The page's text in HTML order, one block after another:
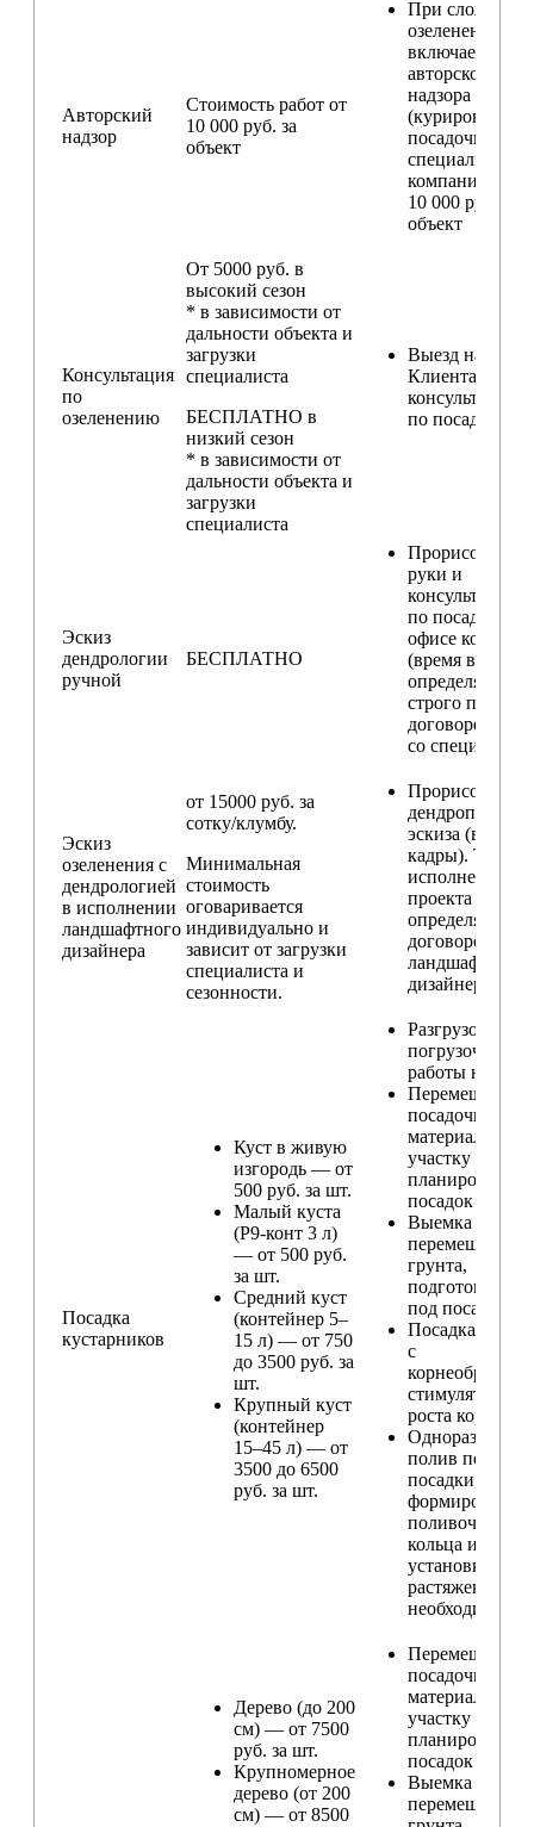
Авторский
надзор
Стоимость работ от
10 000 руб. за
объект
При сложном
озеленении
включаем
авторского
надзора
(курирование
посадочных
специалистом
компании) —
10 000 руб. за
объект
Консультация
по
озеленению
От 5000 руб. в
высокий сезон
* в зависимости от
дальности объекта и
загрузки
специалиста
БЕСПЛАТНО в
низкий сезон
* в зависимости от
дальности объекта и
загрузки
специалиста
Выезд на
Клиента для
по посадкам
Эскиз
дендрологии
ручной
БЕСПЛАТНО
Прорисовка от
руки и
по посадкам в
офисе
(время встречи
определяется
строго по
со
Эскиз
озеленения с
дендрологией
в исполнении
ландшафтного
дизайнера
от 15000 руб. за
сотку/клумбу.
Минимальная
стоимость
оговаривается
индивидуально и
зависит от загрузки
специалиста и
сезонности.
Прорисовка
дендроплана и
эскиза
кадры).
исполнения
проекта
определяется
ландшафтным
дизайнером
Посадка
кустарников
Куст в живую
изгородь — от
500 руб. за шт.
Малый куста
(Р9-конт 3 л)
— от 500 руб.
за шт.
Средний куст
(контейнер 5–
15 л) — от 750
до 3500 руб. за
шт.
Крупный куст
(контейнер
15–45 л) — от
3500 до 6500
руб. за шт.
Разгрузо-
погрузочные
работы на
Перемещение
посадочного
материала по
участку и
планирование
посадок
Выемка и
перемещение
грунта,
подготовка
под посадку
Посадка
с
стимулятором
роста корней
Одноразовый
полив после
посадки,
формирование
поливочного
кольца и
установка
растяжек (при
Дерево (до 200
см) — от 7500
руб. за шт.
Крупномерное
дерево (от 200
см) — от 8500
Перемещение
посадочного
материала по
участку и
планирование
посадок
Выемка и
перемещение